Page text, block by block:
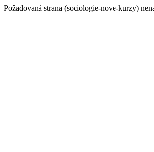
Požadovaná strana (sociologie-nove-kurzy)